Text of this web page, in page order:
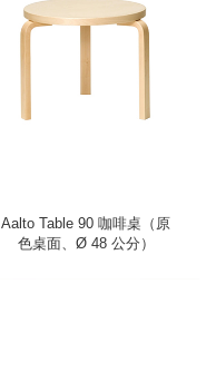
Aalto Table 90 咖啡桌（原
色桌面、Ø 48 公分）